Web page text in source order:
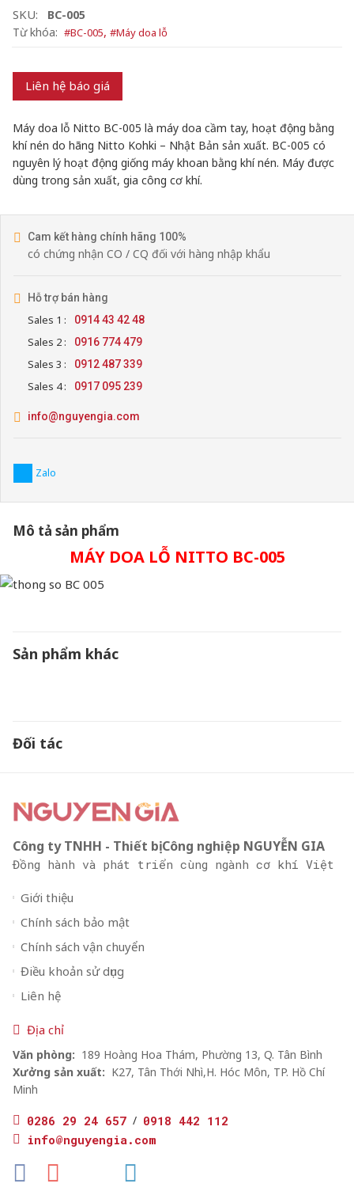
SKU:
BC-005
Từ khóa: #BC-005, #Máy doa lỗ
Liên hệ báo giá
Máy doa lỗ Nitto BC-005 là máy doa cầm tay, hoạt động bằng
khí nén do hãng Nitto Kohki – Nhật Bản sản xuất. BC-005 có
nguyên lý hoạt động giống máy khoan bằng khí nén. Máy được
dùng trong sản xuất, gia công cơ khí.
Cam kết hàng chính hãng 100%
có chứng nhận CO / CQ đối với hàng nhập khẩu
Hỗ trợ bán hàng
Sales 1 : 0914 43 42 48
Sales 2 : 0916 774 479
Sales 3 : 0912 487 339
Sales 4 : 0917 095 239
info@nguyengia.com
Zalo
Mô tả sản phẩm
MÁY DOA LỖ NITTO BC-005
Sản phẩm khác
Đối tác
Công ty TNHH - Thiết bị Công nghiệp NGUYỄN GIA
Đồng hành và phát triển cùng ngành cơ khí Việt
Giới thiệu
Chính sách bảo mật
Chính sách vận chuyển
Điều khoản sử dụng
Liên hệ
Địa chỉ
Văn phòng: 189 Hoàng Hoa Thám, Phường 13, Q. Tân Bình
Xưởng sản xuất: K27, Tân Thới Nhì,H. Hóc Môn, TP. Hồ Chí
Minh
0286 29 24 657 / 0918 442 112
info@nguyengia.com